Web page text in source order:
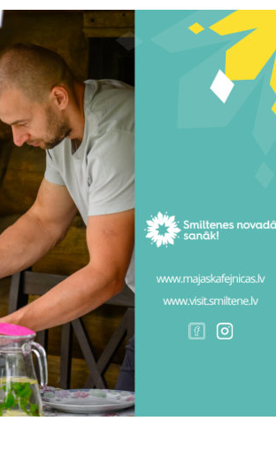
Nr. 12/26
"Raunas Staburags", Raunas
Nr. 10/26
Gads
2026
pašvaldības izglītības iestāžu
un nosacījumi
Nr. 8/26